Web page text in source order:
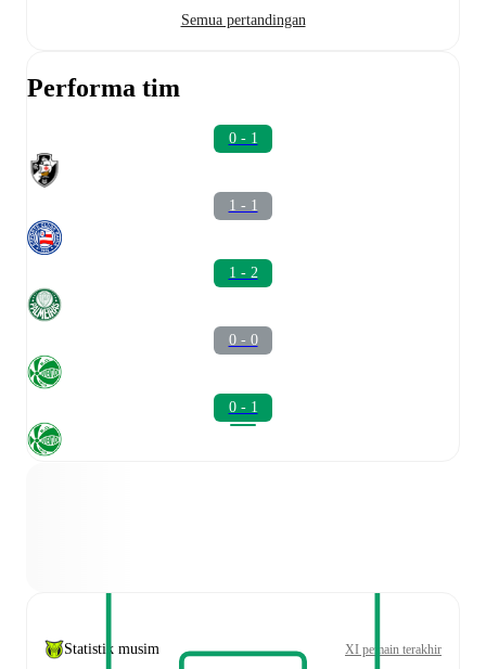
Semua pertandingan
Performa tim
0 - 1
1 - 1
1 - 2
0 - 0
0 - 1
Statistik musim XI pemain terakhir